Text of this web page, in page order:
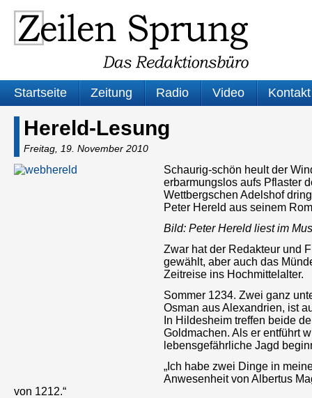
Startseite Zeitung Radio Video Kontakt
Hereld-Lesung
Freitag, 19. November 2010
Schaurig-schön heult der
erbarmungslos aufs Pflaster
Wettbergschen Adelshof
Peter Hereld aus seinem
Bild: Peter Hereld liest im
Zwar hat der Redakteur und
gewählt, aber auch das
Zeitreise ins Hochmittelalter.
Sommer 1234. Zwei ganz
Osman aus Alexandrien, ist
In Hildesheim treffen beide
Goldmachen. Als er entführt
lebensgefährliche Jagd
„Ich habe zwei Dinge in
Anwesenheit von Albertus
von 1212.“